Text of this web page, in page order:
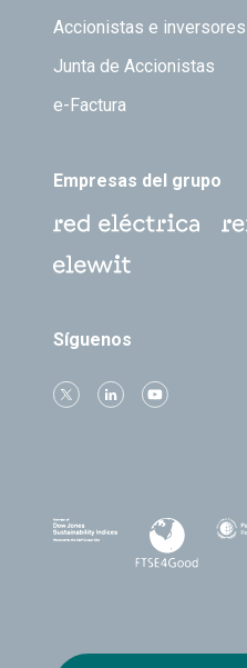
Accionistas e inversores
Junta de Accionistas
e-Factura
Empresas del grupo
Síguenos